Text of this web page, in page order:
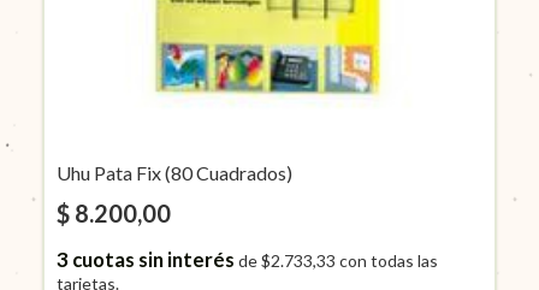
Uhu Pata Fix (80 Cuadrados)
$ 8.200,00
3cuotas sin interés de$2.733,33 con todas las
tarjetas.